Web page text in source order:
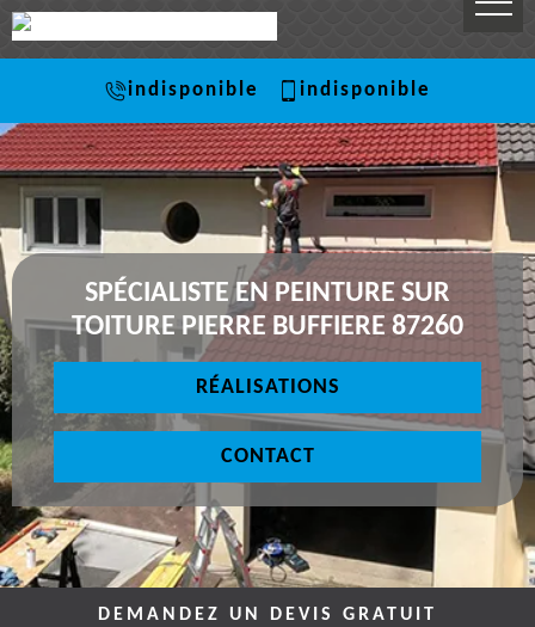
indisponible indisponible
SPÉCIALISTE EN PEINTURE SUR
TOITURE PIERRE BUFFIERE 87260
RÉALISATIONS
CONTACT
DEMANDEZ UN DEVIS GRATUIT